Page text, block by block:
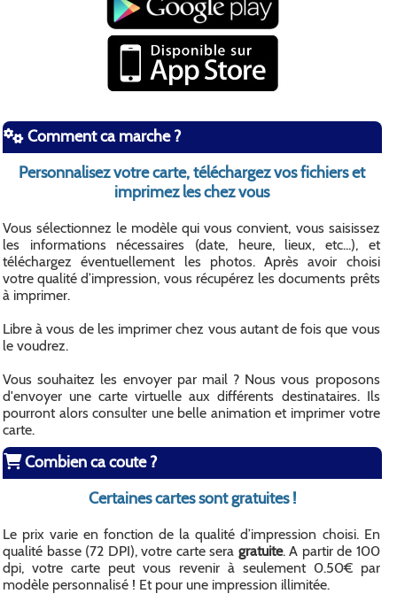
Comment ca marche ?
Personnalisez votre carte, téléchargez vos fichiers et
imprimez les chez vous
Vous sélectionnez le modèle qui vous convient, vous saisissez
les informations nécessaires (date, heure, lieux, etc...), et
téléchargez éventuellement les photos. Après avoir choisi
votre qualité d’impression, vous récupérez les documents prêts
à imprimer.
Libre à vous de les imprimer chez vous autant de fois que vous
le voudrez.
Vous souhaitez les envoyer par mail ? Nous vous proposons
d'envoyer une carte virtuelle aux différents destinataires. Ils
pourront alors consulter une belle animation et imprimer votre
carte.
Combien ca coute ?
Certaines cartes sont gratuites !
Le prix varie en fonction de la qualité d’impression choisi. En
qualité basse (72 DPI), votre carte sera gratuite. A partir de 100
dpi, votre carte peut vous revenir à seulement 0.50€ par
modèle personnalisé ! Et pour une impression illimitée.